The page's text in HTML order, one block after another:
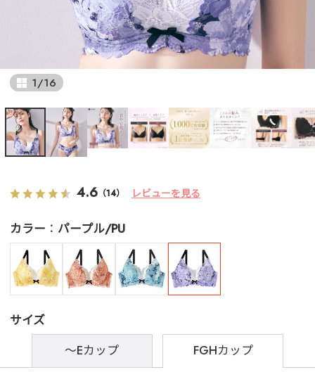
1/16
4.6 （14） レビューを見る
カラー パープル/PU
サイズ
～Eカップ
FGHカップ